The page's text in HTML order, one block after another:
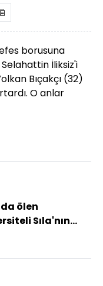
borusuna
İliksiz'i
Bıçakçı (32)
O anlar
ölen
Sıla'nın